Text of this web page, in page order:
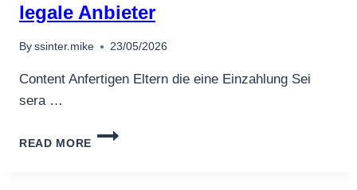
GOKHAL
GOKKAST
SPELLE!
legale Anbieter
By ssinter.mike 23/05/2026
Content Anfertigen Eltern die eine Einzahlung Sei
sera …
READ MORE
APPLE